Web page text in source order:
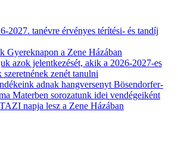
2027. tanévre érvényes térítési- és tandíj
Gyereknapon a Zene Házában
azok jelentkezését, akik a 2026-2027-es
szeretnének zenét tanulni
adnak hangversenyt Bösendorfer-
Materben sorozatunk idei vendégeiként
napja lesz a Zene Házában